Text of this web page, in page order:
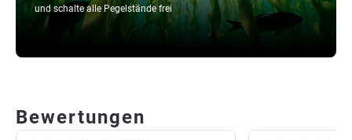
und schalte alle Pegelstände frei
Bewertungen